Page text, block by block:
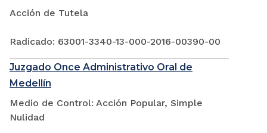
Acción de Tutela
Radicado: 63001-3340-13-000-2016-00390-00
Juzgado Once Administrativo Oral de
Medellín
Medio de Control: Acción Popular, Simple
Nulidad